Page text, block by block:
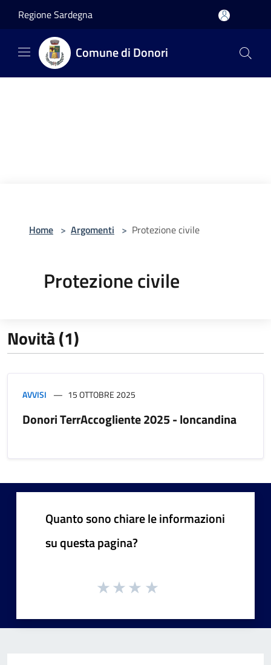
Regione Sardegna
Comune di Donori
Home > Argomenti > Protezione civile
Protezione civile
Novità (1)
AVVISI 15 OTTOBRE 2025
Donori TerrAccogliente 2025 - loncandina
Quanto sono chiare le informazioni
su questa pagina?